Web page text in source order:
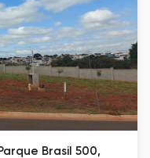
Brasil 500,